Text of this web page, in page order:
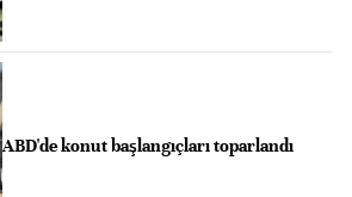
ABD'de konut başlangıçları toparlandı